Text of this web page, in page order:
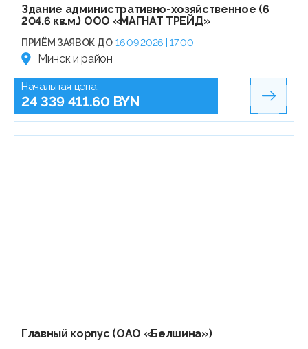
Здание административно-хозяйственное (6
204.6 кв.м.) ООО «МАГНАТ ТРЕЙД»
ПРИЁМ ЗАЯВОК ДО 16.09.2026 | 17:00
Минск и район
Начальная цена:
24 339 411.60 BYN
Главный корпус (ОАО «Белшина»)